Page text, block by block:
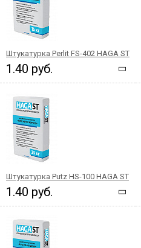
Штукатурка Perlit FS-402 HAGA ST
1.40 руб.
Штукатурка Putz HS-100 HAGA ST
1.40 руб.